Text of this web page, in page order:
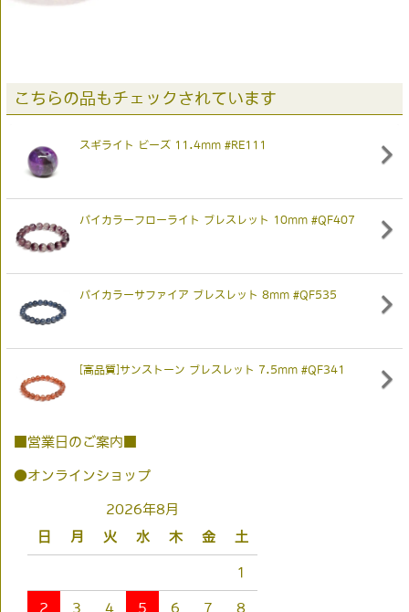
こちらの品もチェックされています
スギライト ビーズ 11.4mm #RE111
バイカラーフローライト ブレスレット 10mm #QF407
バイカラーサファイア ブレスレット 8mm #QF535
[高品質]サンストーン ブレスレット 7.5mm #QF341
■営業日のご案内■
●オンラインショップ
2026年8月
日
月 火 水 木 金 土
1
2 3 4 5 6 7 8